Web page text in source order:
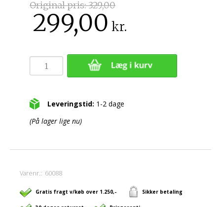
Original pris:329,00
299,00 kr.
Leveringstid: 1-2 dage
(På lager lige nu)
Varenr.: 60088
Gratis fragt v/køb over 1.250,- Sikker betaling